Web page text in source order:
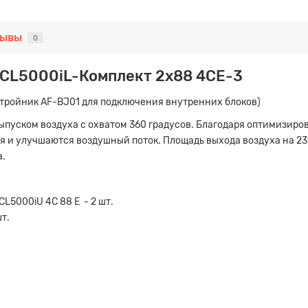
0
Комплект 2x88 4CE-3
AF-BJ01 для подключения внутренних блоков)
воздуха с охватом 360 градусов. Благодаря
и улучшаются воздушный поток. Площадь выхода воздуха на
4C 88 E - 2 шт.